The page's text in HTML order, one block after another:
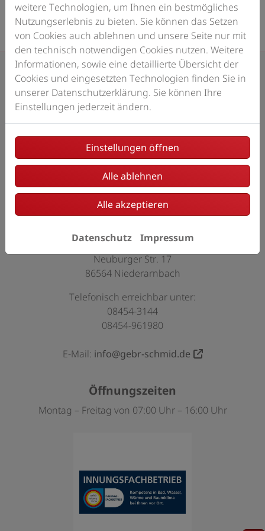
Bitte dasCookie-Consent-Tool öffnen, um die für dieses
Element notwendigen Cookies zu akzeptieren.
Gebr. Schmid Heizung Sanitär GmbH
Neuburger Str. 17
86564 Niederarnbach
Telefonisch erreichbar unter:
08454-3144
08454-961980
E-Mail: info@gebr-schmid.de
Öffnungszeiten
Montag – Freitag von 07:00 Uhr – 16:00 Uhr
weitere Technologien, um Ihnen ein bestmögliches
Nutzungserlebnis zu bieten. Sie können das Setzen
von Cookies auch ablehnen und unsere Seite nur mit
den technisch notwendigen Cookies nutzen. Weitere
Informationen, sowie eine detaillierte Übersicht der
Cookies und eingesetzten Technologien finden Sie in
unserer Datenschutzerklärung. Sie können Ihre
Einstellungen jederzeit ändern.
Einstellungen öffnen
Alle ablehnen
Alle akzeptieren
Datenschutz Impressum